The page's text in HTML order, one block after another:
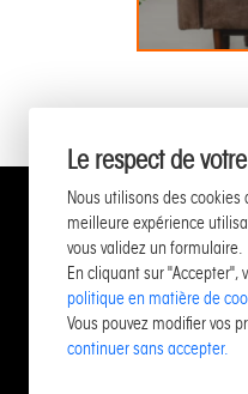
Le respect de
Nous utilisons des
meilleure expérience
vous validez un formulaire.
En cliquant sur
politique en matière de
Vous pouvez modifier vos
continuer sans accepter.
LIENS UTILES